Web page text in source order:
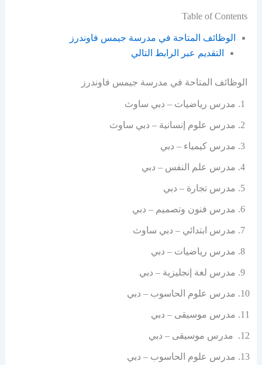
Table of Contents
الوظائف المتاحة في مدرسة جيمس فاوندرز
التقديم عبر الرابط التالي
الوظائف المتاحة في مدرسة جيمس فاوندرز
مدرس رياضيات – دبي ساوث
مدرس علوم إنسانية – دبي ساوث
مدرس كيمياء – دبي
مدرس علم النفس – دبي
مدرس تجارة – دبي
مدرس فنون وتصميم – دبي
مدرس ابتدائي – دبي ساوث
مدرس رياضيات – دبي
مدرس لغة إنجليزية – دبي
مدرس علوم الحاسوب – دبي
مدرس موسيقى – دبي
مدرس موسيقى – دبي
مدرس علوم الحاسوب – دبي